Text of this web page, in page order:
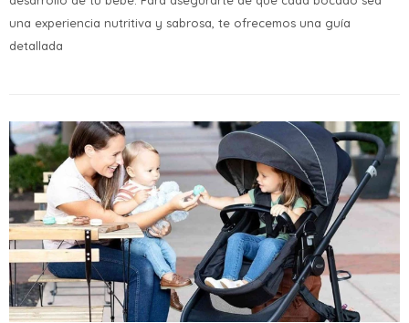
una experiencia nutritiva y sabrosa, te ofrecemos una guía
detallada